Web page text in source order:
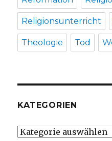
Religionsunterricht
Theologie Tod
KATEGORIEN
Kategorien